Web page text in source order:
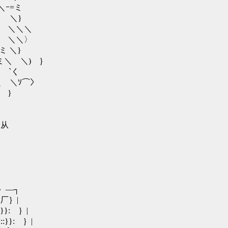
}
}
｝
〉
}
―┐
｝|
}}: ｝|
｝|